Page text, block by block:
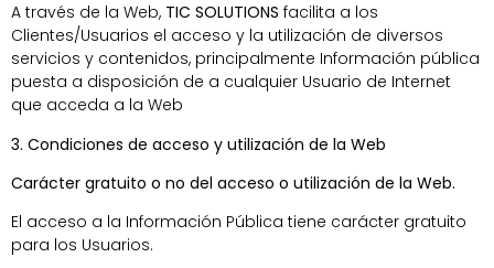
A través de la Web, TIC SOLUTIONS facilita a los
Clientes/Usuarios el acceso y la utilización de diversos
servicios y contenidos, principalmente Información pública
puesta a disposición de a cualquier Usuario de Internet
que acceda a la Web
3. Condiciones de acceso y utilización de la Web
Carácter gratuito o no del acceso o utilización de la Web.
El acceso a la Información Pública tiene carácter gratuito
para los Usuarios.